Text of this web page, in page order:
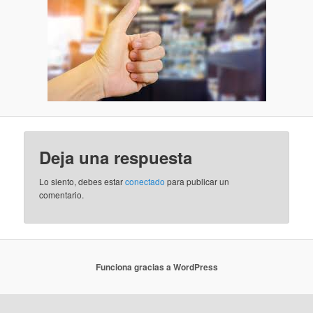
Deja una respuesta
Lo siento, debes estarconectado para publicar un
comentario.
Funciona gracias a WordPress